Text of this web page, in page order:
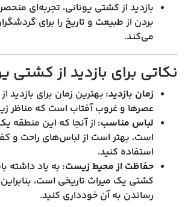
بازدید از کشتی یونانی، تجربه‌ای
بردن از طبیعت و تاریخ را برای
می‌کند.
نکاتی برای بازدید از
زمان بازدید: بهترین زمان برای بازدید
عصرها و غروب آفتاب است که مناظر
لباس مناسب: از آنجا که این منطقه
است، بهتر است از لباس‌های راحت و
استفاده کنید.
حفاظت از محیط زیست:به یاد داشته
کشتی یک میراث تاریخی است،
رساندن به آن خودداری کنید.